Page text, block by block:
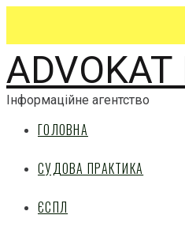
ADVOKAT
Інформаційне агентство
ГОЛОВНА
СУДОВА ПРАКТИКА
ЄСПЛ